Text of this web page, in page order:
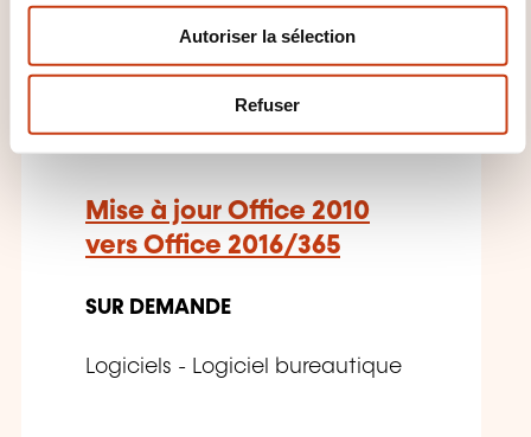
n
Autoriser la sélection
Refuser
FR
Mise à jour Office 2010
vers Office 2016/365
SUR DEMANDE
Logiciels - Logiciel bureautique